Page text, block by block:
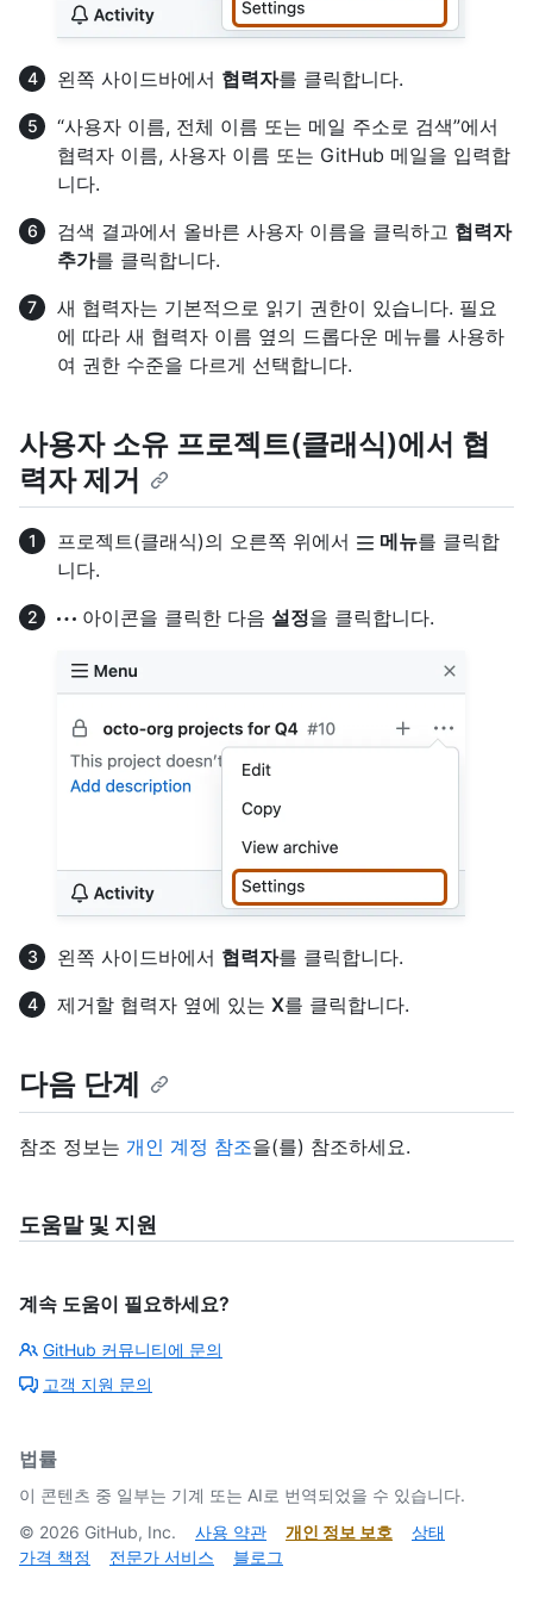
왼쪽 사이드바에서 협력자를 클릭합니다.
“사용자 이름, 전체 이름 또는 메일 주소로 검색”에서
협력자 이름, 사용자 이름 또는 GitHub 메일을 입력합
니다.
검색 결과에서 올바른 사용자 이름을 클릭하고 협력자
추가를 클릭합니다.
새 협력자는 기본적으로 읽기 권한이 있습니다. 필요
에 따라 새 협력자 이름 옆의 드롭다운 메뉴를 사용하
여 권한 수준을 다르게 선택합니다.
사용자 소유 프로젝트(클래식)에서 협
력자 제거
프로젝트(클래식)의 오른쪽 위에서 메뉴를 클릭합
니다.
아이콘을 클릭한 다음 설정을 클릭합니다.
왼쪽 사이드바에서 협력자를 클릭합니다.
제거할 협력자 옆에 있는 X를 클릭합니다.
다음 단계
참조 정보는 개인 계정 참조을(를) 참조하세요.
도움말 및 지원
계속 도움이 필요하세요?
GitHub 커뮤니티에 문의
고객 지원 문의
법률
이 콘텐츠 중 일부는 기계 또는 AI로 번역되었을 수 있습니다.
© 2026 GitHub, Inc. 사용 약관 개인 정보 보호
상태
가격 책정
전문가 서비스 블로그